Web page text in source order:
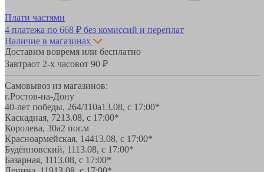
Плати частями
4 платежа по 668 ₽ без комиссий и переплат
Наличие в магазинах
Доставим вовремя или бесплатно
Завтраот 2-х часовот 90 ₽
Самовывоз из магазинов:
г.Ростов-на-Дону
40-лет победы, 264/110а13.08, с 17:00*
Каскадная, 7213.08, с 17:00*
Королева, 30а2 пог.м
Красноармейская, 14413.08, с 17:00*
Будённовский, 1113.08, с 17:00*
Базарная, 1113.08, с 17:00*